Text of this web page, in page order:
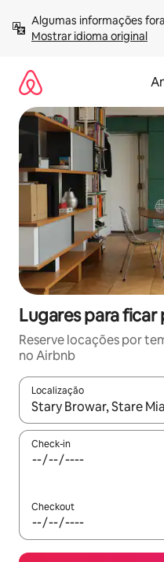
para
Mostrar idioma original
Lugares para
Reserve locações por
no Airbnb
Localização
Quando os resultados
Check-in
Checkout